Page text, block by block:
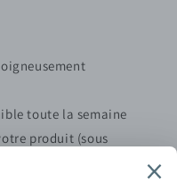
toute la semaine
produit (sous